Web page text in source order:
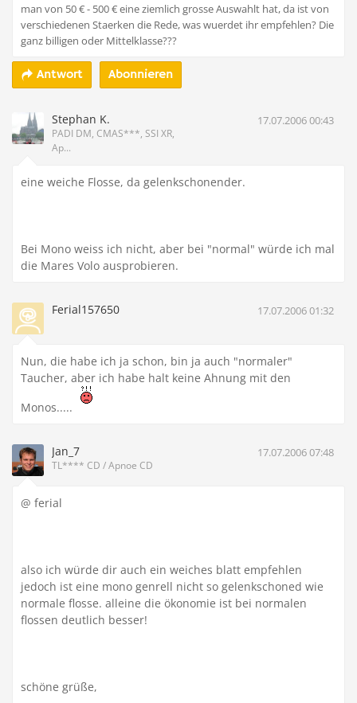
man von 50 € - 500 € eine ziemlich grosse Auswahlt hat, da ist von
verschiedenen Staerken die Rede, was wuerdet ihr empfehlen? Die
ganz billigen oder Mittelklasse???
Antwort Abonnieren
Stephan K.
PADI DM, CMAS***, SSI XR,
Ap...
17.07.2006 00:43
eine weiche Flosse, da gelenkschonender.
Bei Mono weiss ich nicht, aber bei "normal" würde ich mal
die Mares Volo ausprobieren.
Ferial157650 17.07.2006 01:32
Nun, die habe ich ja schon, bin ja auch "normaler"
Taucher, aber ich habe halt keine Ahnung mit den
Monos.....
Jan_7
TL**** CD / Apnoe CD
17.07.2006 07:48
@ ferial
also ich würde dir auch ein weiches blatt empfehlen
jedoch ist eine mono genrell nicht so gelenkschoned wie
normale flosse. alleine die ökonomie ist bei normalen
flossen deutlich besser!
schöne grüße,